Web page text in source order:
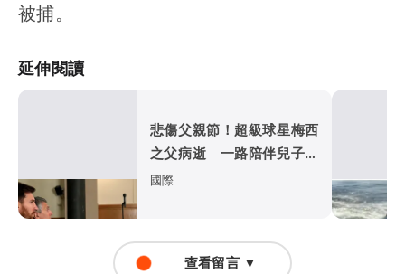
被捕。
延伸閱讀
悲傷父親節！超級球星梅西
之父病逝 一路陪伴兒子闖
蕩足壇
國際
查看留言 ▼